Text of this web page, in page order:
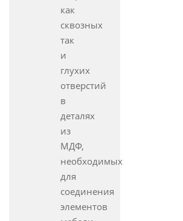
как
сквозных
так
и
глухих
отверстий
в
деталях
из
МДФ,
необходимых
для
соединения
элементов